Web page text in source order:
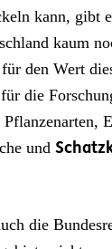
kann, gibt
kaum
den Wert
die
und
die